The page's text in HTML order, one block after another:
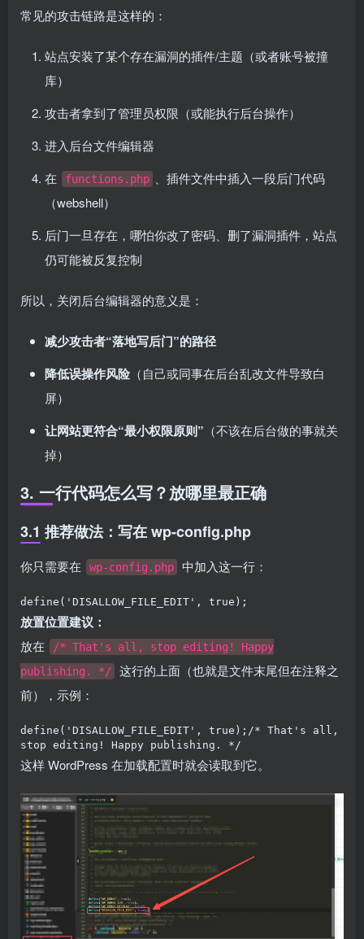
常见的攻击链路是这样的：
站点安装了某个存在漏洞的插件/主题（或者账号被撞
库）
攻击者拿到了管理员权限（或能执行后台操作）
进入后台文件编辑器
在
functions.php
、插件文件中插入一段后门代码
（webshell）
后门一旦存在，哪怕你改了密码、删了漏洞插件，站点
仍可能被反复控制
所以，关闭后台编辑器的意义是：
减少攻击者“落地写后门”的路径
降低误操作风险 （自己或同事在后台乱改文件导致白
屏）
让网站更符合“最小权限原则” （不该在后台做的事就关
掉）
3. 一行代码怎么写？放哪里最正确
3.1 推荐做法：写在 wp-config.php
你只需要在 wp-config.php 中加入这一行：
define('DISALLOW_FILE_EDIT', true);
放置位置建议：
放在
/* That's all, stop editing! Happy
publishing. */
这行的上面（也就是文件末尾但在注释之
前），示例：
define('DISALLOW_FILE_EDIT', true);/* That's all,
stop editing! Happy publishing. */
这样 WordPress 在加载配置时就会读取到它。